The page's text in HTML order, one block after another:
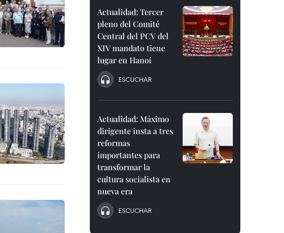
Actualidad: Tercer
pleno del Comité
Central del PCV del
XIV mandato tiene
lugar en Hanoi
ESCUCHAR
Actualidad: Máximo
dirigente insta a tres
reformas
importantes para
transformar la
cultura socialista en
nueva era
ESCUCHAR